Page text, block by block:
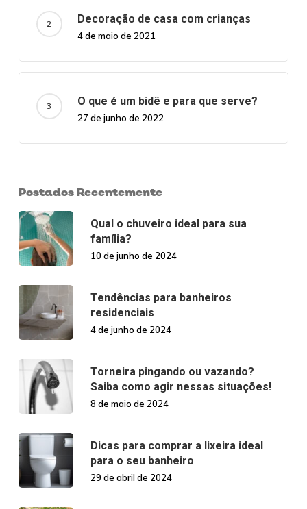
Decoração de casa com crianças
4 de maio de 2021
O que é um bidê e para que serve?
27 de junho de 2022
Postados Recentemente
Qual o chuveiro ideal para sua
família?
10 de junho de 2024
Tendências para banheiros
residenciais
4 de junho de 2024
Torneira pingando ou vazando?
Saiba como agir nessas situações!
8 de maio de 2024
Dicas para comprar a lixeira ideal
para o seu banheiro
29 de abril de 2024